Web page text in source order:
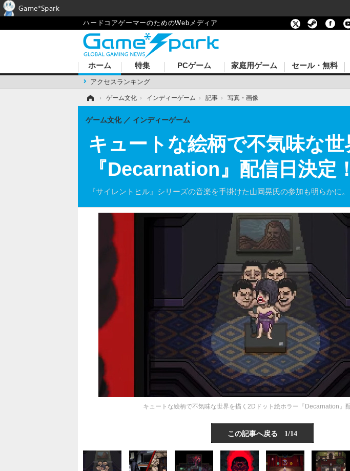
ハードコアゲーマーのためのWebメディア
ホーム
アクセスランキング
特集 PCゲーム 家庭用ゲーム セール・無料
› ゲーム文化 › インディーゲーム › 記事 › 写真・画像
キュートな絵柄で不気味な
『Decarnation』配信日決定
『サイレントヒル』シリーズの音楽を手掛けた山岡晃氏の参加も明らかに。
ゲーム文化 インディーゲーム
キュートな絵柄で不気味な世界を描く2Dドット絵ホラー『Decarnation』
この記事へ戻る 1/14
Game*Spark